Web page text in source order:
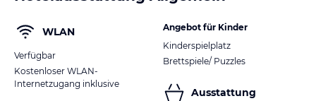
WLAN
Verfügbar
Kostenloser WLAN-
Internetzugang inklusive
Angebot für Kinder
Kinderspielplatz
Brettspiele/ Puzzles
Ausstattung